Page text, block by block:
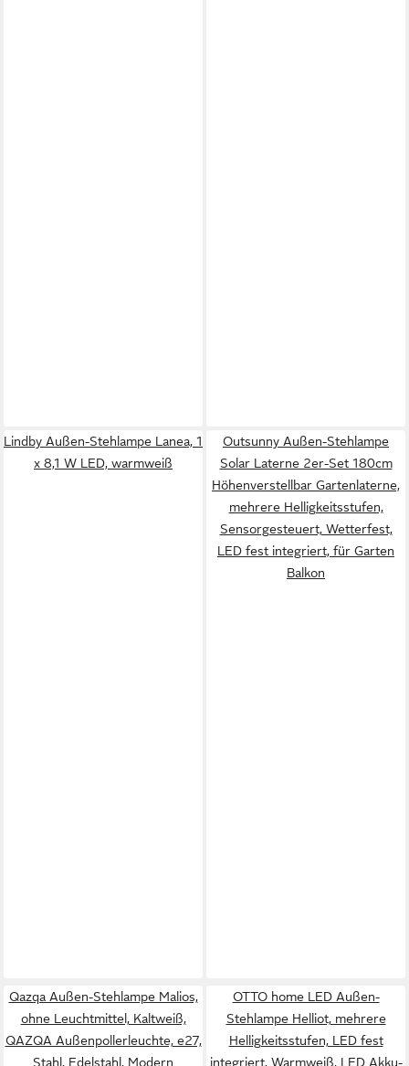
Lindby Außen-Stehlampe Lanea, 1
x 8,1 W LED, warmweiß
Outsunny Außen-Stehlampe
Solar Laterne 2er-Set 180cm
Höhenverstellbar Gartenlaterne,
mehrere Helligkeitsstufen,
Sensorgesteuert, Wetterfest,
LED fest integriert, für Garten
Balkon
Qazqa Außen-Stehlampe Malios,
ohne Leuchtmittel, Kaltweiß,
QAZQA Außen­poller­leuchte, e27,
Stahl, Edelstahl, Modern
OTTO home LED Außen-
Stehlampe Helliot, mehrere
Helligkeitsstufen, LED fest
integriert, Warmweiß, LED Akku-